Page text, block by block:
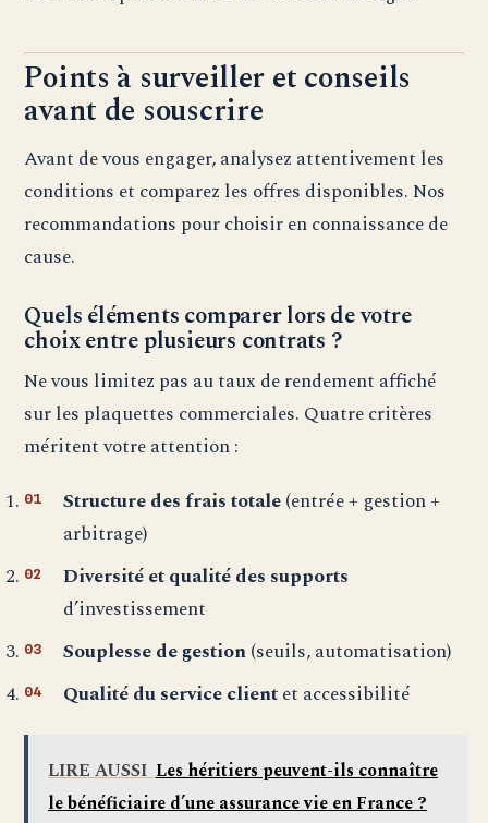
Points à surveiller et conseils
avant de souscrire
Avant de vous engager, analysez attentivement les
conditions et comparez les offres disponibles. Nos
recommandations pour choisir en connaissance de
cause.
Quels éléments comparer lors de votre
choix entre plusieurs contrats ?
Ne vous limitez pas au taux de rendement affiché
sur les plaquettes commerciales. Quatre critères
méritent votre attention :
Structure des frais totale(entrée + gestion +
arbitrage)
Diversité et qualité des supports
d’investissement
Souplesse de gestion(seuils, automatisation)
Qualité du service clientet accessibilité
LIRE AUSSI Les héritiers peuvent-ils connaître
le bénéficiaire d’une assurance vie en France ?